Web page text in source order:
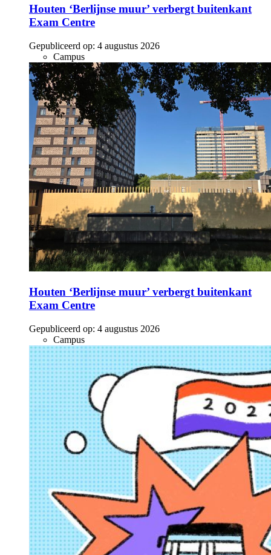
Houten ‘Berlijnse muur’ verbergt buitenkant
Exam Centre
Gepubliceerd op: 4 augustus 2026
Campus
Houten ‘Berlijnse muur’ verbergt buitenkant
Exam Centre
Gepubliceerd op: 4 augustus 2026
Campus